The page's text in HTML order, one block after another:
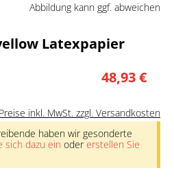
Abbildung kann ggf. abweichen
Latexpapier
48,93 €
Preise inkl. MwSt. zzgl. Versandkosten
haben wir gesonderte
sich dazu ein odererstellen Sie